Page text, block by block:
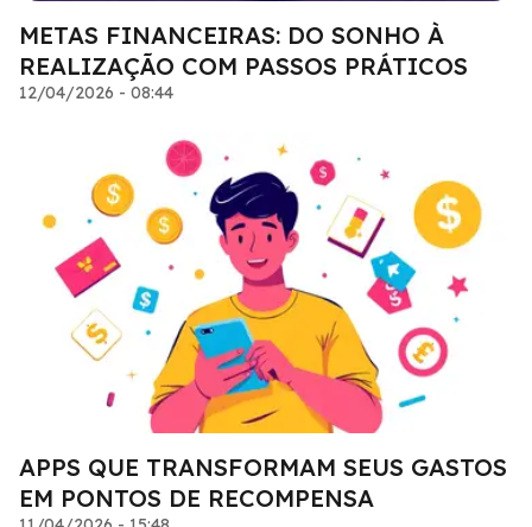
METAS FINANCEIRAS: DO SONHO À
REALIZAÇÃO COM PASSOS PRÁTICOS
12/04/2026 - 08:44
APPS QUE TRANSFORMAM SEUS GASTOS
EM PONTOS DE RECOMPENSA